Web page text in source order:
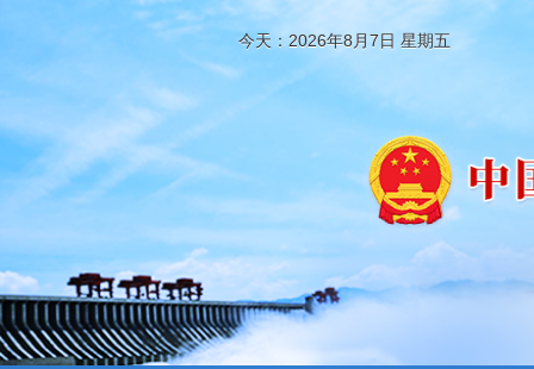
今天：2026年8月7日 星期五